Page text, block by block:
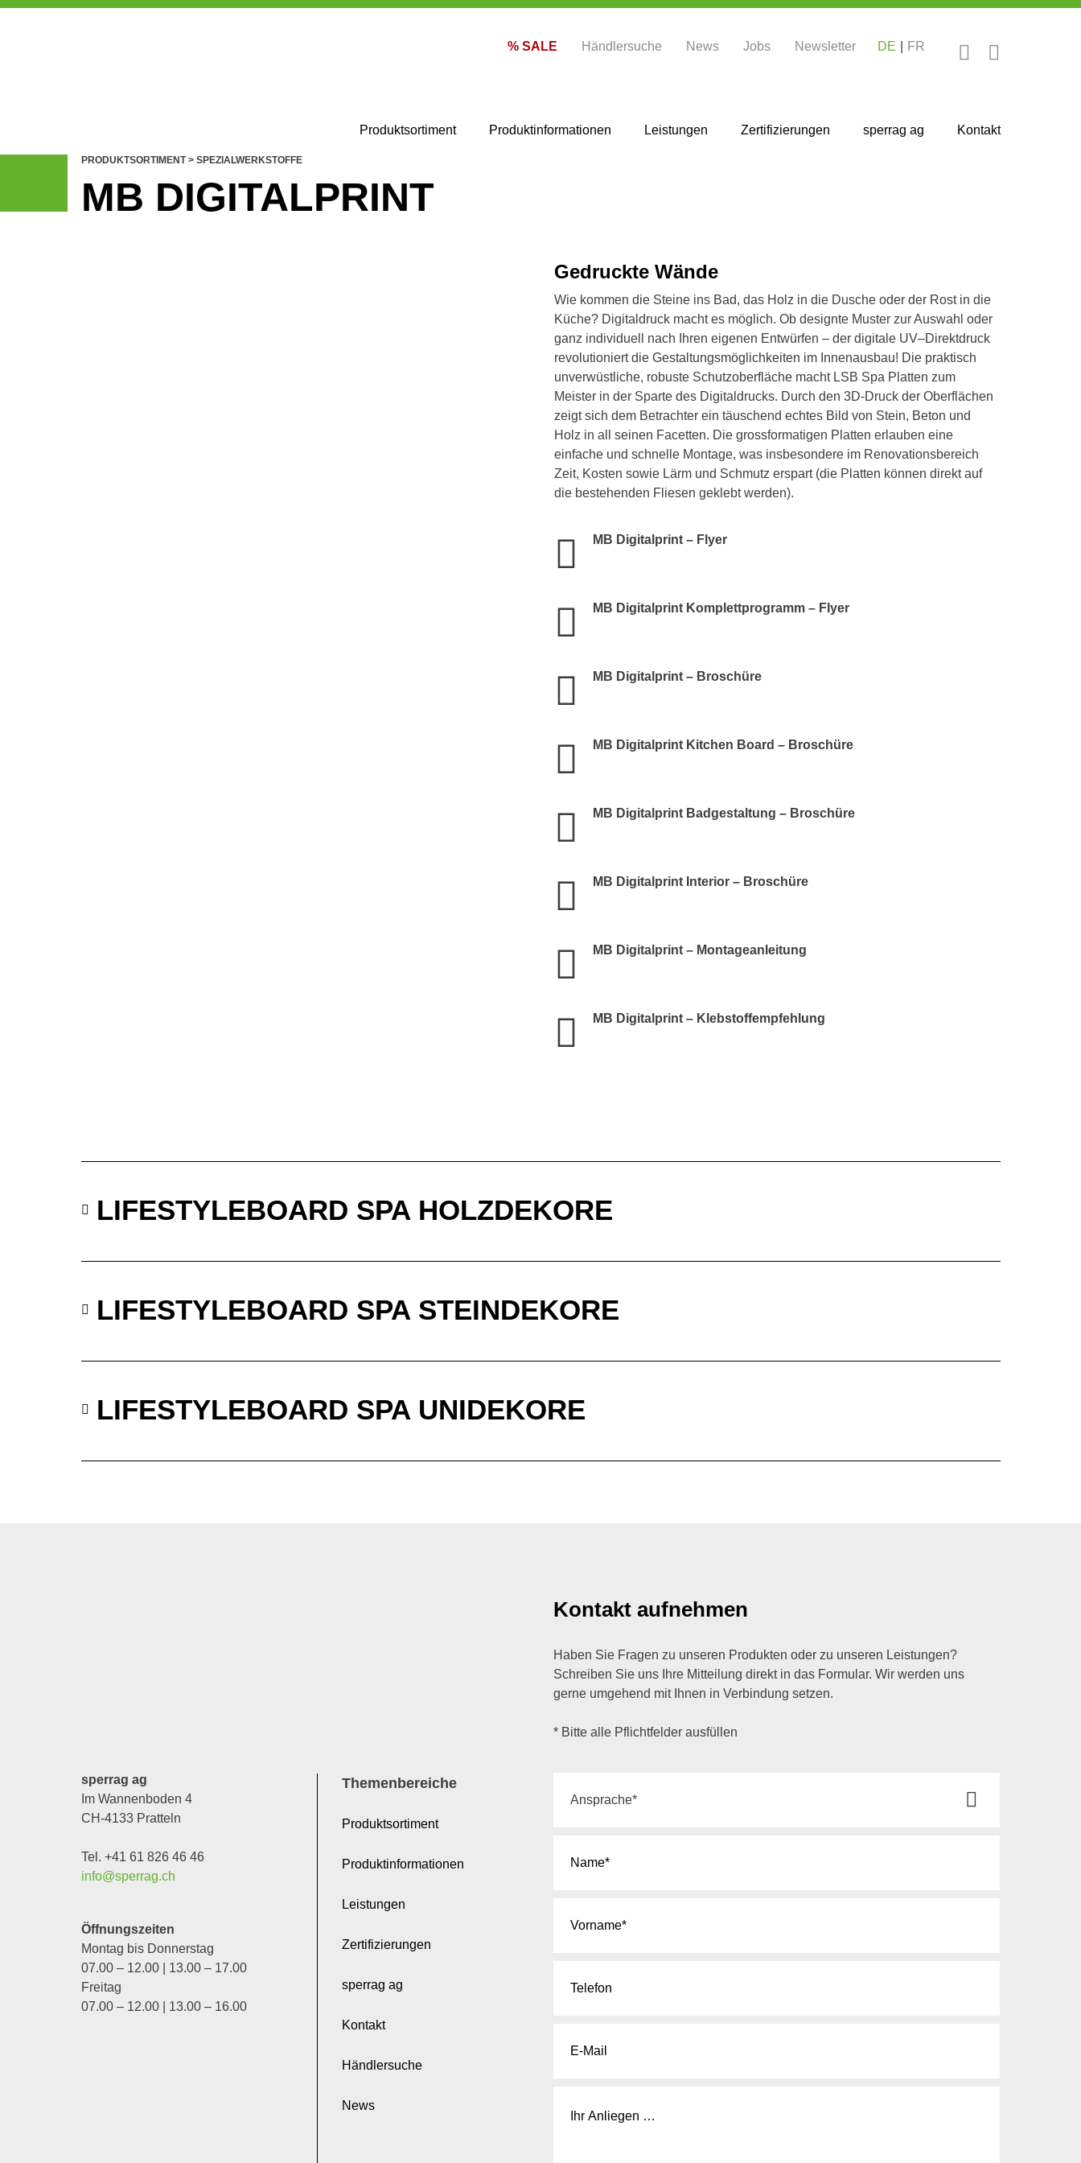
% SALE Händlersuche News Jobs Newsletter DE FR
Produktsortiment Produktinformationen Leistungen Zertifizierungen sperrag ag Kontakt
PRODUKTSORTIMENT> SPEZIALWERKSTOFFE
MB DIGITALPRINT
Gedruckte Wände
Wie kommen die Steine ins Bad, das Holz in die Dusche oder der Rost in die
Küche? Digitaldruck macht es möglich. Ob designte Muster zur Auswahl oder
ganz individuell nach Ihren eigenen Entwürfen – der digitale UV–Direktdruck
revolutioniert die Gestaltungsmöglichkeiten im Innenausbau! Die praktisch
unverwüstliche, robuste Schutzoberfläche macht LSB Spa Platten zum
Meister inder Sparte des Digitaldrucks. Durch den 3D-Druck der Oberflächen
zeigt sich dem Betrachter ein täuschend echtes Bild von Stein, Beton und
Holz in all seinen Facetten. Die grossformatigen Platten erlauben eine
einfache und schnelle Montage, was insbesondere im Renovationsbereich
Zeit, Kosten sowie Lärm und Schmutz erspart (die Platten können direkt auf
die bestehenden Fliesen geklebt werden).
MB Digitalprint – Flyer
MB Digitalprint Komplettprogramm – Flyer
MB Digitalprint – Broschüre
MB Digitalprint Kitchen Board – Broschüre
MB Digitalprint Badgestaltung – Broschüre
MB Digitalprint Interior – Broschüre
MB Digitalprint – Montageanleitung
MB Digitalprint – Klebstoffempfehlung
LIFESTYLEBOARD SPA HOLZDEKORE
LIFESTYLEBOARD SPA STEINDEKORE
LIFESTYLEBOARD SPA UNIDEKORE
sperrag ag
Im Wannenboden 4
CH-4133 Pratteln
Tel. +41 61 826 46 46
info@sperrag.ch
Öffnungszeiten
Montag bis Donnerstag
07.00 – 12.00 | 13.00 – 17.00
Freitag
07.00 – 12.00 | 13.00 – 16.00
Themenbereiche
Produktsortiment
Produktinformationen
Leistungen
Zertifizierungen
sperrag ag
Kontakt
Händlersuche
News
Kontakt aufnehmen
Haben Sie Fragen zu unseren Produkten oder zu unseren Leistungen?
Schreiben Sie uns Ihre Mitteilung direkt in das Formular. Wir werden uns
gerne umgehend mit Ihnen in Verbindung setzen.
* Bitte alle Pflichtfelder ausfüllen